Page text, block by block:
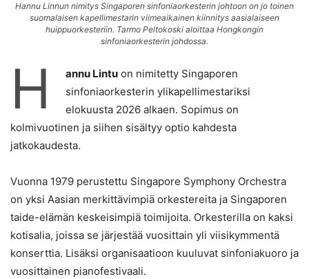
Hannu Linnun nimitys Singaporen sinfoniaorkesterin johtoon on jo toinen
suomalaisen kapellimestarin viimeaikainen kiinnitys aasialaiseen
huippuorkesteriin. Tarmo Peltokoski aloittaa Hongkongin
sinfoniaorkesterin johdossa.
H annu Lintu on nimitetty Singaporen
sinfoniaorkesterin ylikapellimestariksi
elokuusta 2026 alkaen. Sopimus on
kolmivuotinen ja siihen sisältyy optio kahdesta
jatkokaudesta.
Vuonna 1979 perustettu Singapore Symphony Orchestra
on yksi Aasian merkittävimpiä orkestereita ja Singaporen
taide-elämän keskeisimpiä toimijoita. Orkesterilla on kaksi
kotisalia, joissa se järjestää vuosittain yli viisikymmentä
konserttia. Lisäksi organisaatioon kuuluvat sinfoniakuoro ja
vuosittainen pianofestivaali.